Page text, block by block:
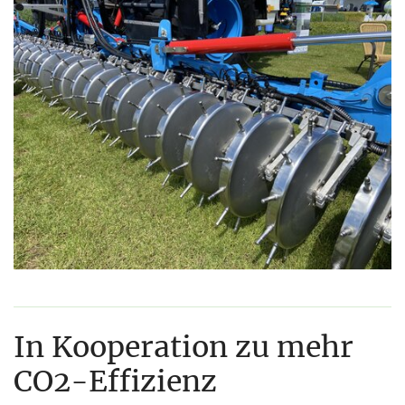
In Kooperation zu mehr
CO2-Effizienz